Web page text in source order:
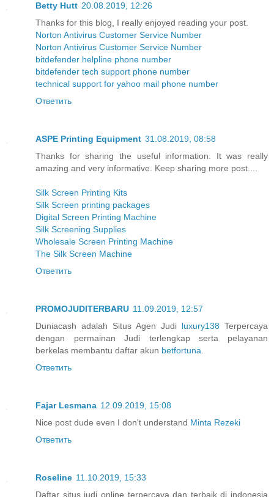
Betty Hutt 20.08.2019, 12:26
Thanks for this blog, I really enjoyed reading your post.
Norton Antivirus Customer Service Number
Norton Antivirus Customer Service Number
bitdefender helpline phone number
bitdefender tech support phone number
technical support for yahoo mail phone number
Ответить
ASPE Printing Equipment 31.08.2019, 08:58
Thanks for sharing the useful information. It was really
amazing and very informative. Keep sharing more post....
Silk Screen Printing Kits
Silk Screen printing packages
Digital Screen Printing Machine
Silk Screening Supplies
Wholesale Screen Printing Machine
The Silk Screen Machine
Ответить
PROMOJUDITERBARU 11.09.2019, 12:57
Duniacash adalah Situs Agen Judi luxury138 Terpercaya
dengan permainan Judi terlengkap serta pelayanan
berkelas membantu daftar akun betfortuna
Ответить
Fajar Lesmana 12.09.2019, 15:08
Nice post dude even I don't understand Minta Rezeki
Ответить
Roseline 11.10.2019, 15:33
Daftar situs judi online terpercaya dan terbaik di indonesia